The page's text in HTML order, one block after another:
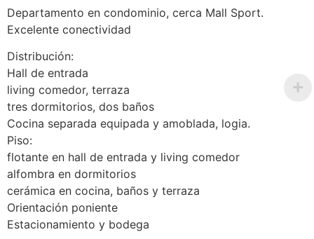
Departamento en condominio, cerca Mall Sport.
Excelente conectividad
Distribución:
Hall de entrada
living comedor, terraza
tres dormitorios, dos baños
Cocina separada equipada y amoblada, logia.
Piso:
flotante en hall de entrada y living comedor
alfombra en dormitorios
cerámica en cocina, baños y terraza
Orientación poniente
Estacionamiento y bodega